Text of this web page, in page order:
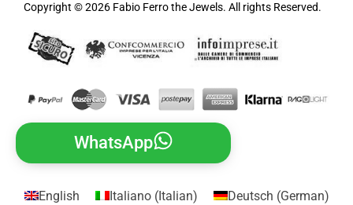
Copyright © 2026 Fabio Ferro the Jewels. All rights Reserved.
WhatsApp
English Italiano(Italian) Deutsch (German)